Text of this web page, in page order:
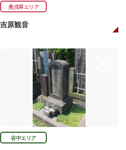
奥浅草エリア
吉原観音
谷中エリア